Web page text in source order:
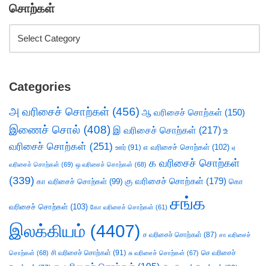
சொற்கள்
Categories
அ வரிசைச் சொற்கள் (456) ஆ வரிசைச் சொற்கள் (150)
இணைச் சொல் (408) இ வரிசைச் சொற்கள் (217) உ
வரிசைச் சொற்கள் (251) ஊர் (91) எ வரிசைச் சொற்கள் (102) ஏ
வரிசைச் சொற்கள் (69) ஒ வரிசைச் சொற்கள் (68) க வரிசைச் சொற்கள்
(339) கா வரிசைச் சொற்கள் (99) கு வரிசைச் சொற்கள் (179) கொ
வரிசைச் சொற்கள் (103) கோ வரிசைச் சொற்கள் (61) சங்க
இலக்கியம் (4407) ச வரிசைச் சொற்கள் (87) சா வரிசைச்
சொற்கள் (68) சி வரிசைச் சொற்கள் (91) சு வரிசைச் சொற்கள் (67) செ வரிசைச்